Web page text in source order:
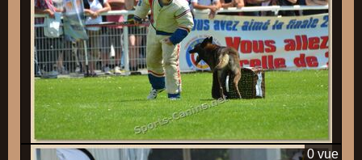
0 vue